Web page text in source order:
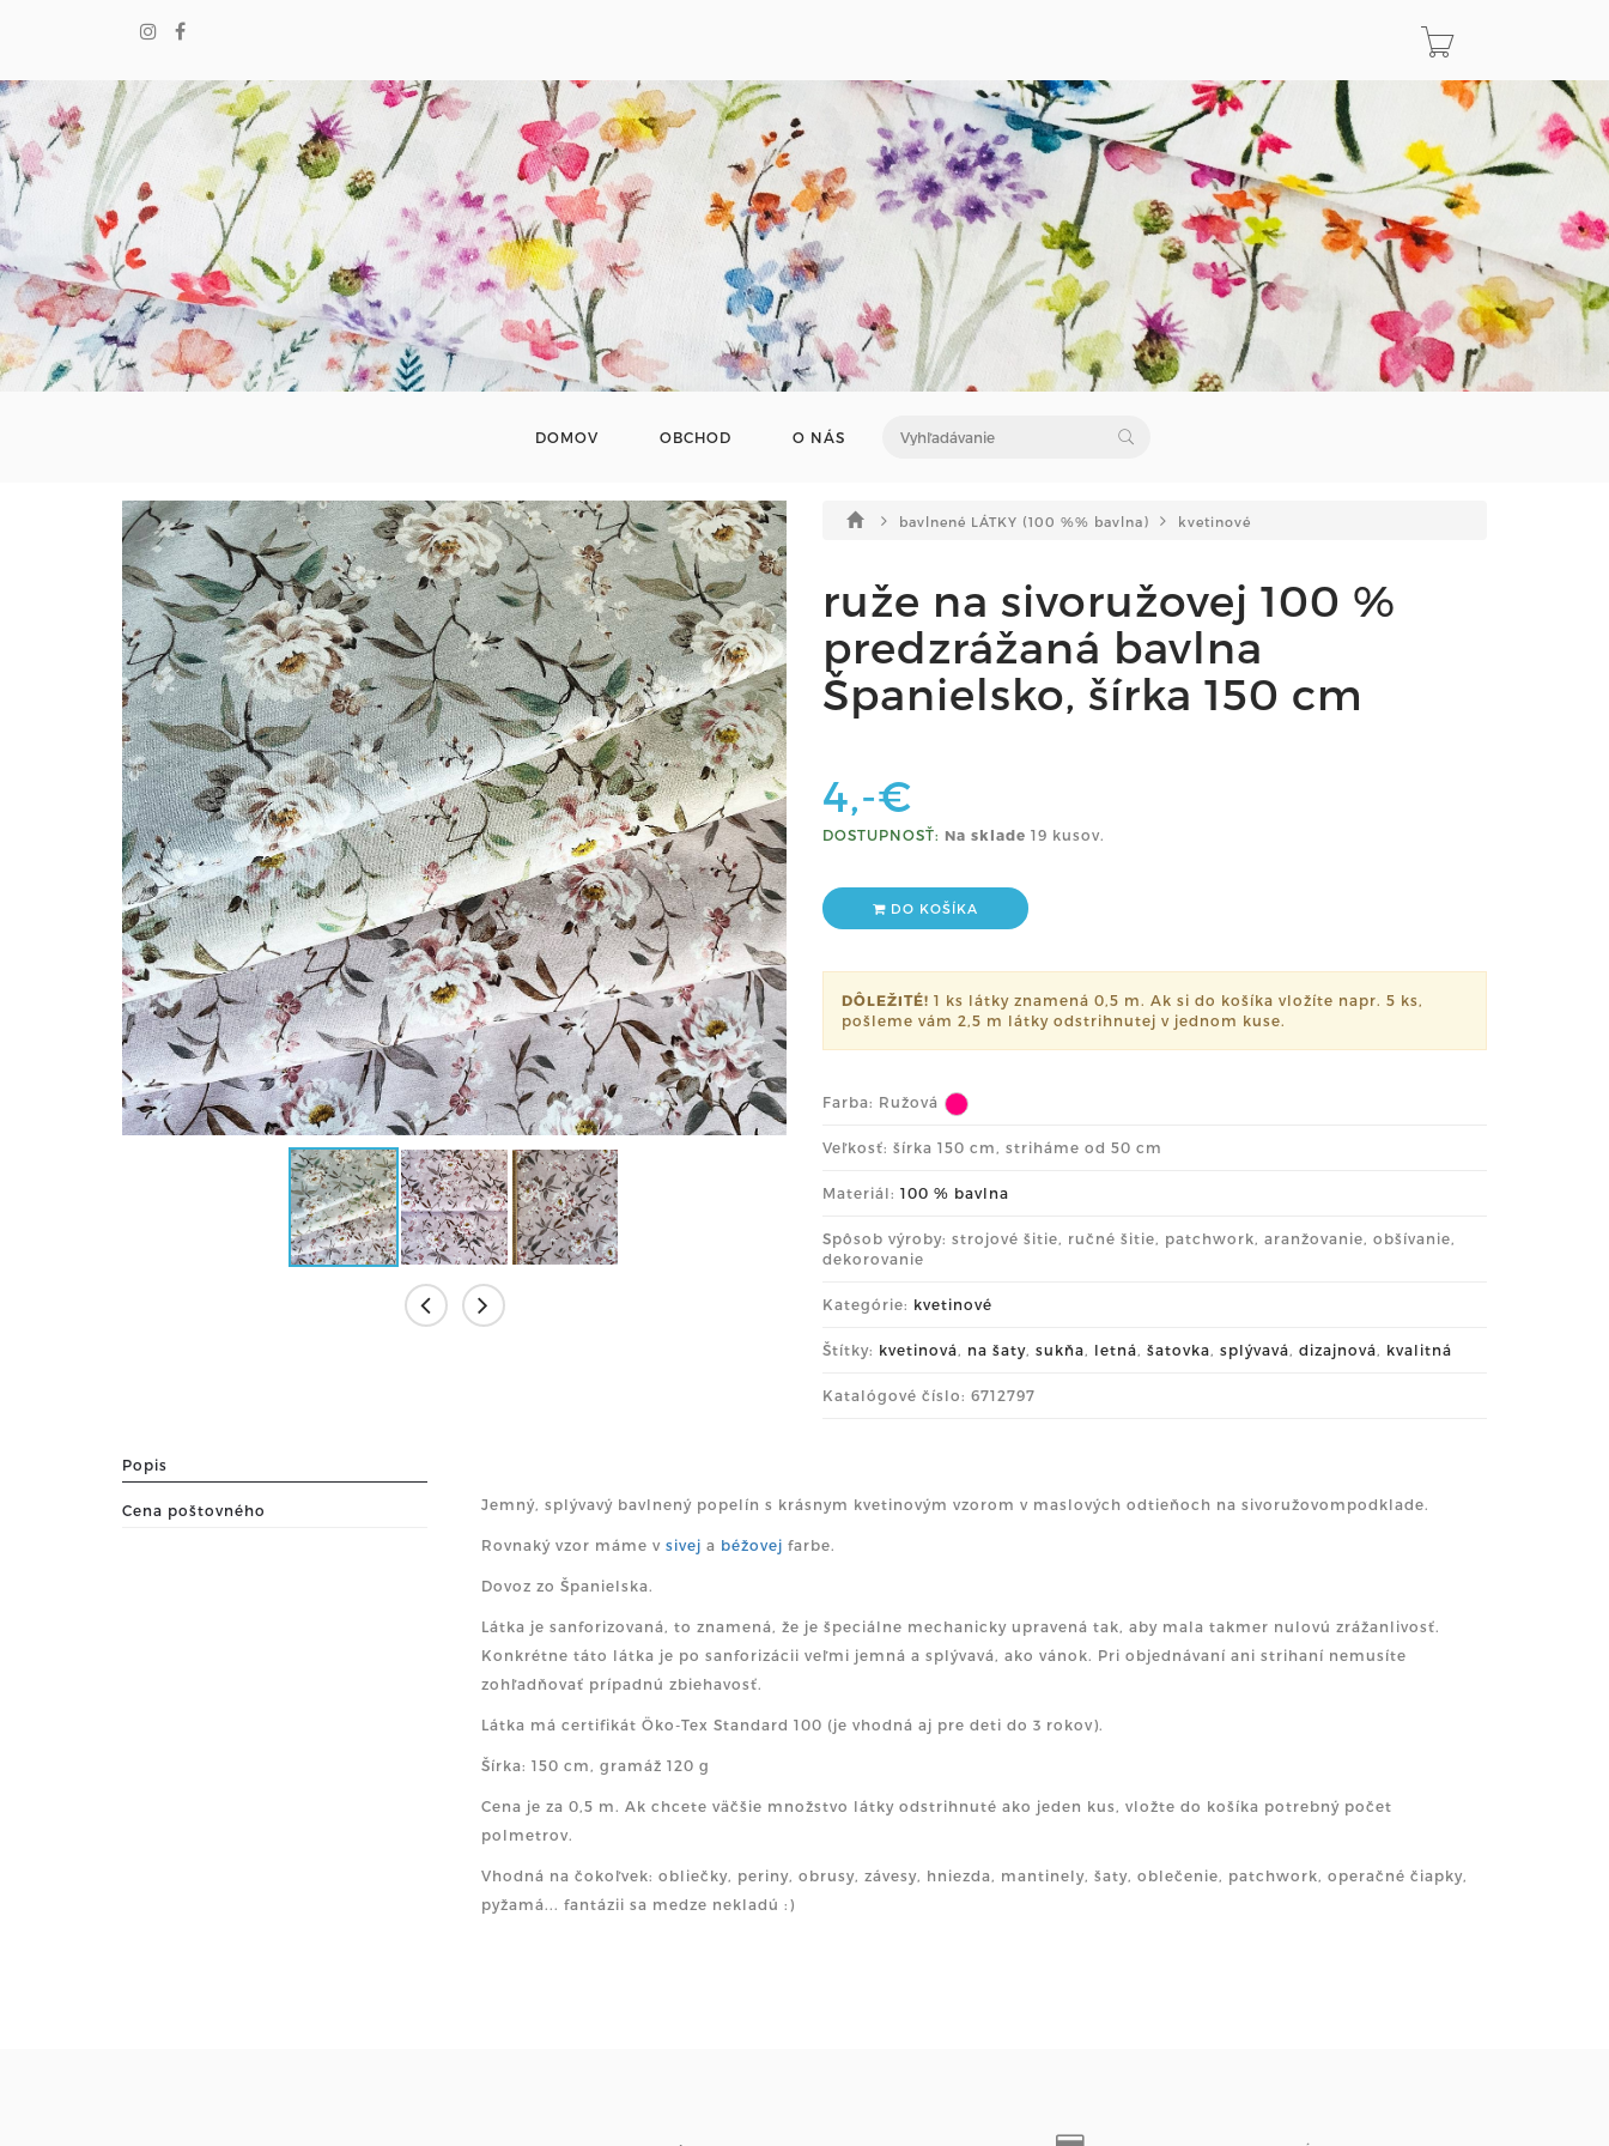
DOMOV OBCHOD O NÁS
bavlnené LÁTKY (100 %% bavlna) kvetinové
ruže na sivoružovej 100 %
predzrážaná bavlna
Španielsko, šírka 150 cm
4,-€
DOSTUPNOSŤ: Na sklade 19 kusov.
DO KOŠÍKA
DÔLEŽITÉ! 1 ks látky znamená 0,5 m. Ak si do košíka vložíte napr. 5 ks,
pošleme vám 2,5 m látky odstrihnutej v jednom kuse.
Farba: Ružová
Veľkosť: šírka 150 cm, striháme od 50 cm
Materiál: 100 % bavlna
Spôsob výroby: strojové šitie, ručné šitie, patchwork, aranžovanie, obšívanie,
dekorovanie
Kategórie: kvetinové
Štítky: kvetinová, na šaty, sukňa, letná, šatovka, splývavá, dizajnová, kvalitná
Katalógové číslo: 6712797
Popis
Cena poštovného Jemný, splývavý bavlnený popelín s krásnym kvetinovým vzorom v maslových odtieňoch na sivoružovompodklade.
Rovnaký vzor máme v sivej a béžovej farbe.
Dovoz zo Španielska.
Látka je sanforizovaná, to znamená, že je špeciálne mechanicky upravená tak, aby mala takmer nulovú zrážanlivosť.
Konkrétne táto látka je po sanforizácii veľmi jemná a splývavá, ako vánok. Pri objednávaní ani strihaní nemusíte
zohľadňovať prípadnú zbiehavosť.
Látka má certifikát Öko-Tex Standard 100 (je vhodná aj pre deti do 3 rokov).
Šírka: 150 cm, gramáž 120 g
Cena je za 0,5 m. Ak chcete väčšie množstvo látky odstrihnuté ako jeden kus, vložte do košíka potrebný počet
polmetrov.
Vhodná na čokoľvek: obliečky, periny, obrusy, závesy, hniezda, mantinely, šaty, oblečenie, patchwork, operačné čiapky,
pyžamá... fantázii sa medze nekladú :)